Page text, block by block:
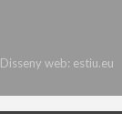
Disseny web: estiu.eu